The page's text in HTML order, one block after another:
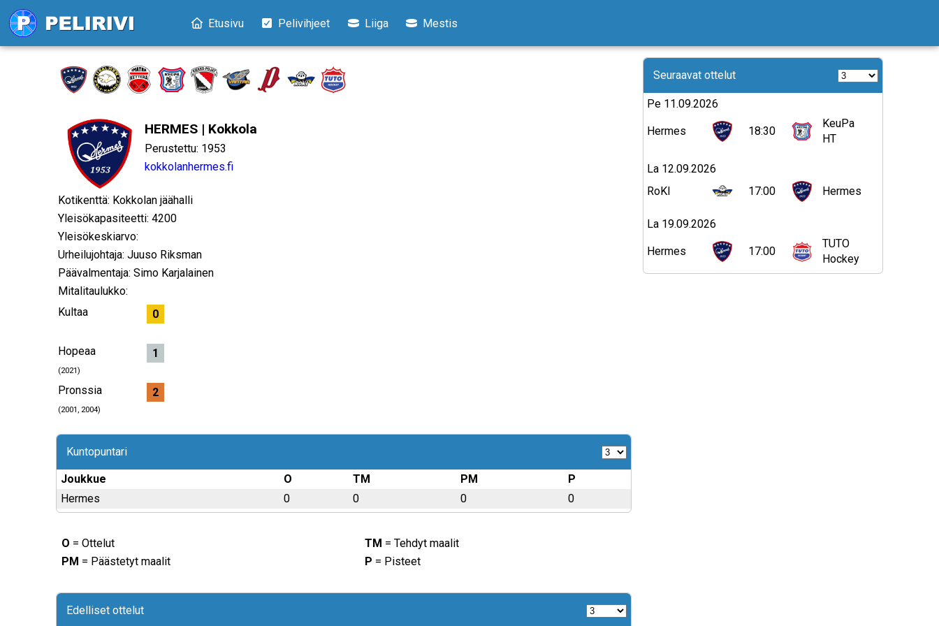
Etusivu Pelivihjeet Liiga Mestis
HERMES | Kokkola
Perustettu: 1953
kokkolanhermes.fi
Kotikenttä: Kokkolan jäähalli
Yleisökapasiteetti: 4200
Yleisökeskiarvo:
Urheilujohtaja: Juuso Riksman
Päävalmentaja: Simo Karjalainen
Mitalitaulukko:
Kultaa
0
Hopeaa
(2021)
1
Pronssia
(2001, 2004)
2
Kuntopuntari
Joukkue O TM PM
P
Hermes
0 0 0 0
O = Ottelut TM = Tehdyt maalit
PM = Päästetyt maalit P = Pisteet
Edelliset ottelut
Seuraavat ottelut
Pe 11.09.2026
Hermes 18:30
KeuPa
HT
La 12.09.2026
RoKI
17:00 Hermes
La 19.09.2026
Hermes 17:00
TUTO
Hockey